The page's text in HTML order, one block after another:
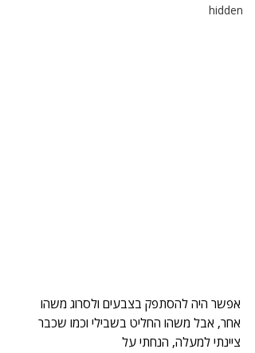
hidden
אפשר היה להסתפק בצבעים ולסרוג משהו
אחר, אבל משהו החליט בשבילי וכמו שכבר
ציינתי למעלה, הנחתי על